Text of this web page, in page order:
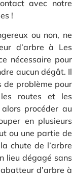
avec notre
!
ou non, ne
d’arbre à Les
nécessaire pour
aucun dégât. Il
de problème pour
les routes et les
procéder au
en plusieurs
ou une partie de
chute de l’arbre
lieu dégagé sans
d’arbre à